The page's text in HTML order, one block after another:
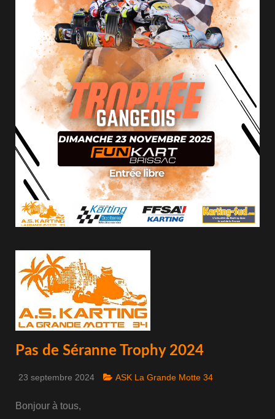
Pas de Séranne Trophy 2024
23 septembre 2024 ASK La Grande Motte 34
Bonjour à tous,